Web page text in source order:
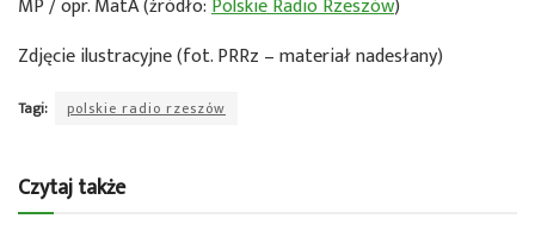
Zdjęcie ilustracyjne (fot. PRRz – materiał nadesłany)
Tagi: polskie radio rzeszów
Czytaj także